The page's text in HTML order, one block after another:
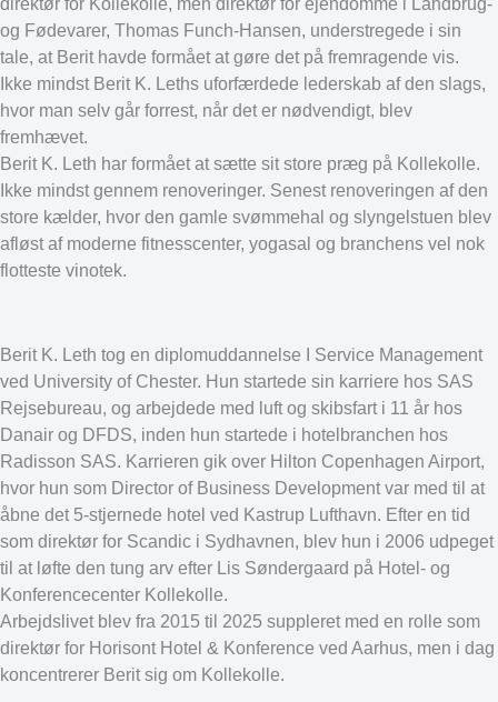
og Fødevarer, Thomas Funch-Hansen, understregede i sin
tale, at Berit havde formået at gøre det på fremragende vis.
Ikke mindst Berit K. Leths uforfærdede lederskab af den slags,
hvor man selv går forrest, når det er nødvendigt, blev
fremhævet.
Berit K. Leth har formået at sætte sit store præg på Kollekolle.
Ikke mindst gennem renoveringer. Senest renoveringen af den
store kælder, hvor den gamle svømmehal og slyngelstuen blev
afløst af moderne fitnesscenter, yogasal og branchens vel nok
flotteste vinotek.
Berit K. Leth tog en diplomuddannelse I Service Management
ved University of Chester. Hun startede sin karriere hos SAS
Rejsebureau, og arbejdede med luft og skibsfart i 11 år hos
Danair og DFDS, inden hun startede i hotelbranchen hos
Radisson SAS. Karrieren gik over Hilton Copenhagen Airport,
hvor hun som Director of Business Development var med til at
åbne det 5-stjernede hotel ved Kastrup Lufthavn. Efter en tid
som direktør for Scandic i Sydhavnen, blev hun i 2006 udpeget
til at løfte den tung arv efter Lis Søndergaard på Hotel- og
Konferencecenter Kollekolle.
Arbejdslivet blev fra 2015 til 2025 suppleret med en rolle som
direktør for Horisont Hotel & Konference ved Aarhus, men i dag
koncentrerer Berit sig om Kollekolle.